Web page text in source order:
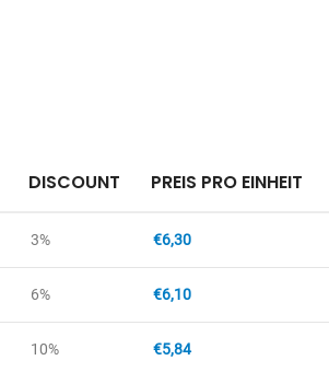
DISCOUNT PREIS PRO EINHEIT
3% €6,30
6% €6,10
10% €5,84